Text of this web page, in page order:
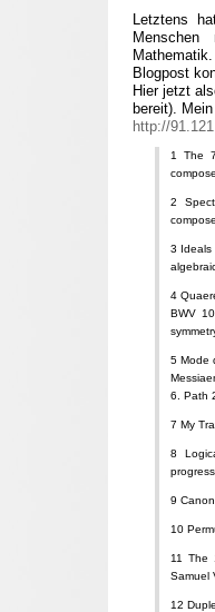
Letztens
Blogpost
Hier jetzt
bereit).
http://
1 The
2
3 Ideals
4
BWV
5 Mode
6. Path
7 My
8
9
10
11 The
Samuel
12